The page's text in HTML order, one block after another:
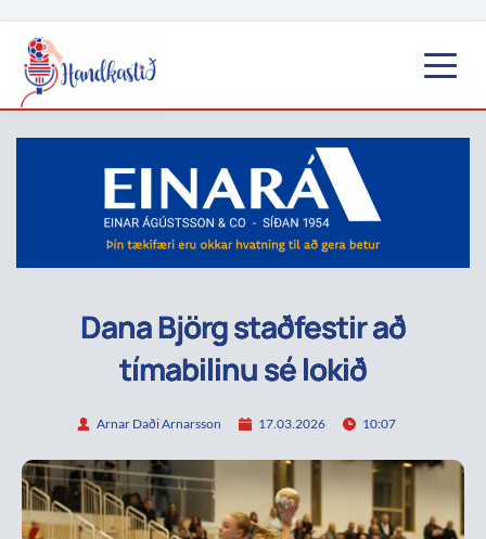
Dana Björg staðfestir að
tímabilinu sé lokið
Arnar Daði Arnarsson 17.03.2026 10:07